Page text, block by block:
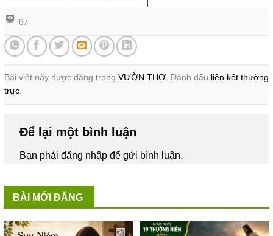
67
Bài viết này được đăng trong VƯỜN THƠ. Đánh dấu liên kết thường
trực.
Để lại một bình luận
Bạn phảiđăng nhậpđể gửi bình luận.
BÀI MỚI ĐĂNG